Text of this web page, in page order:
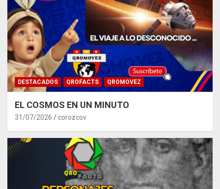
DESTACADOS QROFACTS QROMOVEZ
EL COSMOS EN UN MINUTO
31/07/2026 corozcov